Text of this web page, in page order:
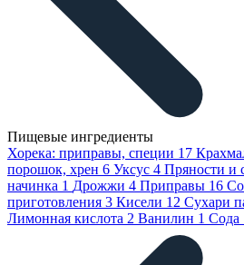
Пищевые ингредиенты
Хорека: приправы, специи 17
порошок, хрен 6 Уксус 4 Пряности и
начинка 1 Дрожжи 4 Приправы 16
приготовления 3 Кисели 12 Сухари
Лимонная кислота 2 Ванилин 1 Сода